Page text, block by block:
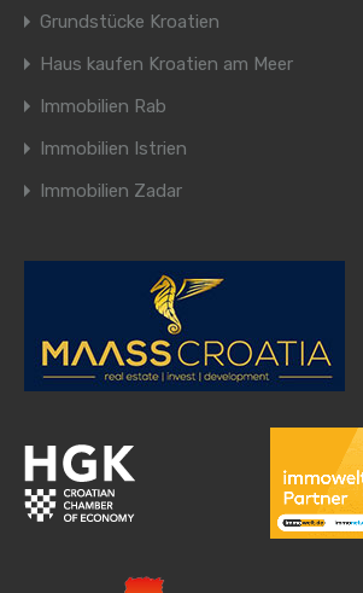
Grundstücke Kroatien
Haus kaufen Kroatien am Meer
Immobilien Rab
Immobilien Istrien
Immobilien Zadar